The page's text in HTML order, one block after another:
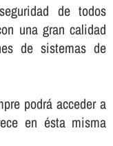
de todos
una gran calidad
de sistemas de
podrá acceder a
en ésta misma